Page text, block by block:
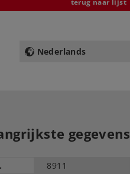
terug naar lijst
Nederlands
gegevens
8911